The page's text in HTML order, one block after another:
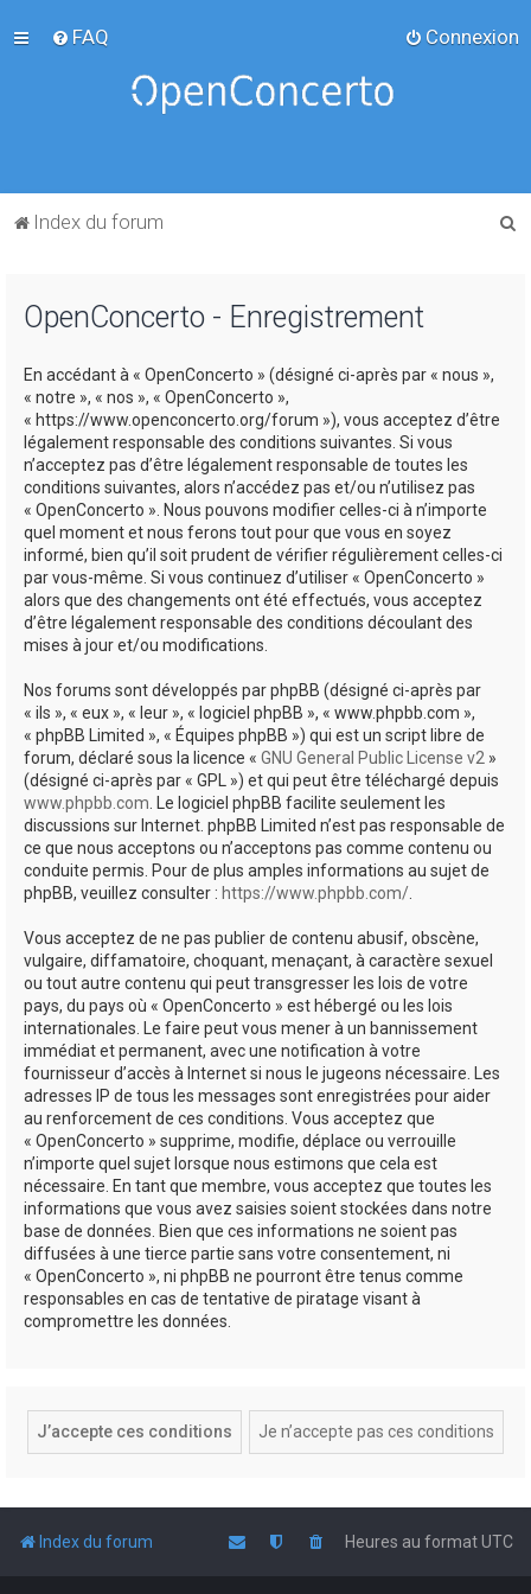
FAQ Connexion
Index du forum
OpenConcerto - Enregistrement
En accédant à « OpenConcerto » (désigné ci-après par « nous »,
« notre », « nos », « OpenConcerto »,
« https://www.openconcerto.org/forum »), vous acceptez d’être
légalement responsable des conditions suivantes. Si vous
n’acceptez pas d’être légalement responsable de toutes les
conditions suivantes, alors n’accédez pas et/ou n’utilisez pas
« OpenConcerto ». Nous pouvons modifier celles-ci à n’importe
quel moment et nous ferons tout pour que vous en soyez
informé, bien qu’il soit prudent de vérifier régulièrement celles-ci
par vous-même. Si vous continuez d’utiliser « OpenConcerto »
alors que des changements ont été effectués, vous acceptez
d’être légalement responsable des conditions découlant des
mises à jour et/ou modifications.
Nos forums sont développés par phpBB (désigné ci-après par
« ils », « eux », « leur », « logiciel phpBB », « www.phpbb.com »,
« phpBB Limited », « Équipes phpBB ») qui est un script libre de
forum, déclaré sous la licence « GNU General Public License v2 »
(désigné ci-après par « GPL ») et qui peut être téléchargé depuis
www.phpbb.com. Le logiciel phpBB facilite seulement les
discussions sur Internet. phpBB Limited n’est pas responsable de
ce que nous acceptons ou n’acceptons pas comme contenu ou
conduite permis. Pour de plus amples informations au sujet de
phpBB, veuillez consulter : https://www.phpbb.com/.
Vous acceptez de ne pas publier de contenu abusif, obscène,
vulgaire, diffamatoire, choquant, menaçant, à caractère sexuel
ou tout autre contenu qui peut transgresser les lois de votre
pays, du pays où « OpenConcerto » est hébergé ou les lois
internationales. Le faire peut vous mener à un bannissement
immédiat et permanent, avec une notification à votre
fournisseur d’accès à Internet si nous le jugeons nécessaire. Les
adresses IP de tous les messages sont enregistrées pour aider
au renforcement de ces conditions. Vous acceptez que
« OpenConcerto » supprime, modifie, déplace ou verrouille
n’importe quel sujet lorsque nous estimons que cela est
nécessaire. En tant que membre, vous acceptez que toutes les
informations que vous avez saisies soient stockées dans notre
base de données. Bien que ces informations ne soient pas
diffusées à une tierce partie sans votre consentement, ni
« OpenConcerto », ni phpBB ne pourront être tenus comme
responsables en cas de tentative de piratage visant à
compromettre les données.
Index du forum Heures au formatUTC